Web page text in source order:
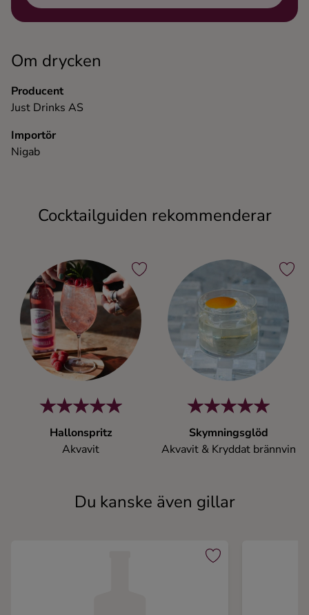
Om drycken
Producent
Just Drinks AS
Importör
Nigab
Cocktailguiden rekommenderar
Hallonspritz
Akvavit
Skymningsglöd
Akvavit & Kryddat brännvin
Du kanske även gillar